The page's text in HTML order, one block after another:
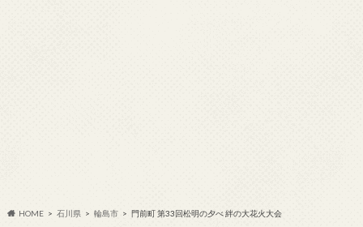
HOME 石川県 輪島市 門前町 第33回松明の夕べ 絆の大花火大会